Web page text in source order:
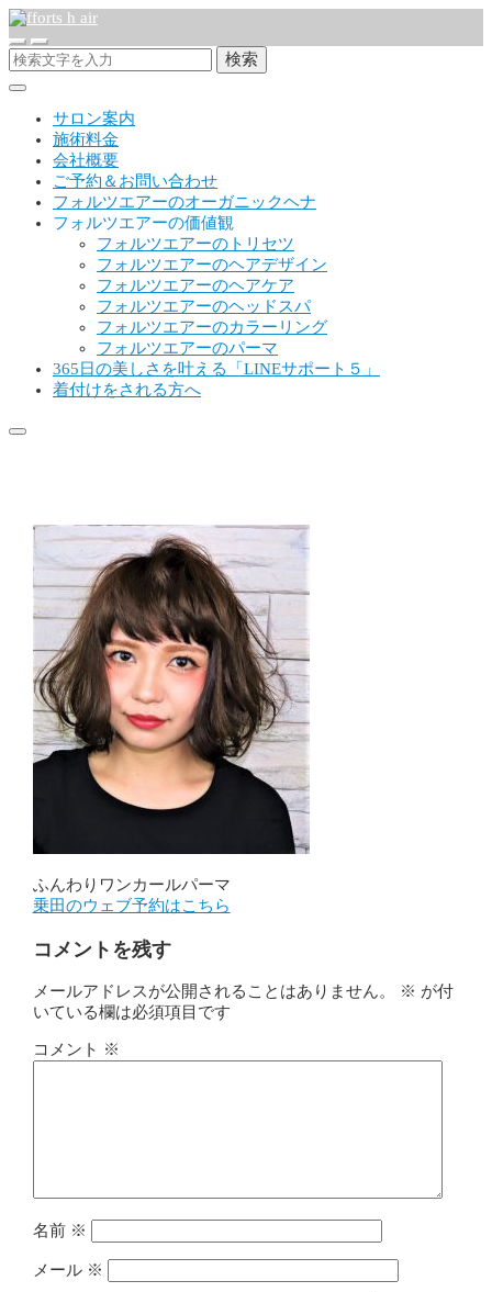
検索
サロン案内
施術料金
会社概要
ご予約＆お問い合わせ
フォルツエアーのオーガニックヘナ
フォルツエアーの価値観
フォルツエアーのトリセツ
フォルツエアーのヘアデザイン
フォルツエアーのヘアケア
フォルツエアーのヘッドスパ
フォルツエアーのカラーリング
フォルツエアーのパーマ
365日の美しさを叶える「LINEサポート５」
着付けをされる方へ
ふんわりワンカールパーマ
乗田のウェブ予約はこちら
コメントを残す
メールアドレスが公開されることはありません。 ※ が付
いている欄は必須項目です
コメント ※
名前 ※
メール ※